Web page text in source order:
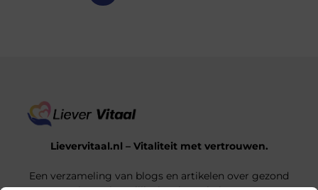
Lievervitaal.nl – Vitaliteit met vertrouwen.
Een verzameling van blogs en artikelen over gezond